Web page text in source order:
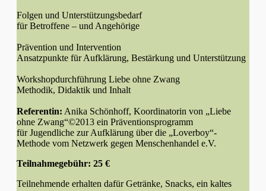
Folgen und Unterstützungsbedarf
für Betroffene – und Angehörige
Prävention und Intervention
Ansatzpunkte für Aufklärung, Bestärkung und Unterstützung
Workshopdurchführung Liebe ohne Zwang
Methodik, Didaktik und Inhalt
Referentin: Anika Schönhoff, Koordinatorin von „Liebe
ohne Zwang“©2013 ein Präventionsprogramm
für Jugendliche zur Aufklärung über die „Loverboy“-
Methode vom Netzwerk gegen Menschenhandel e.V.
Teilnahmegebühr: 25 €
Teilnehmende erhalten dafür Getränke, Snacks, ein kaltes